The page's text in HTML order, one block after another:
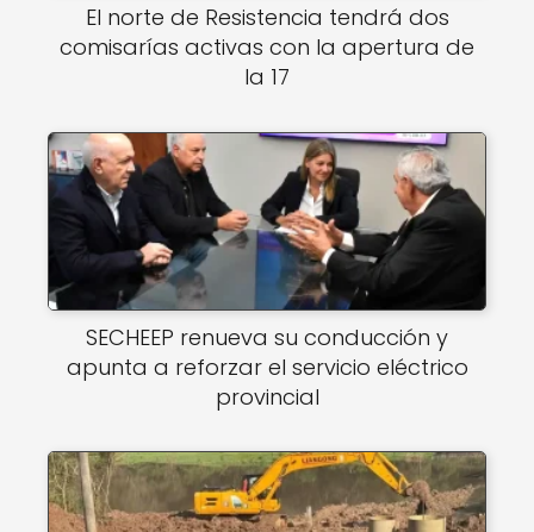
El norte de Resistencia tendrá dos
comisarías activas con la apertura de
la 17
SECHEEP renueva su conducción y
apunta a reforzar el servicio eléctrico
provincial